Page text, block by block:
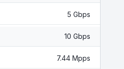
5 Gbps
10 Gbps
7.44 Mpps